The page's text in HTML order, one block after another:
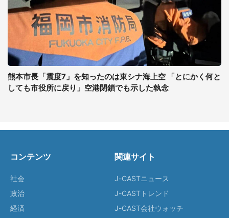
熊本市長「震度7」を知ったのは東シナ海上空 「とにかく何と
しても市役所に戻り」空港閉鎖でも示した執念
コンテンツ
社会
政治
経済
関連サイト
J-CASTニュース
J-CASTトレンド
J-CAST会社ウォッチ